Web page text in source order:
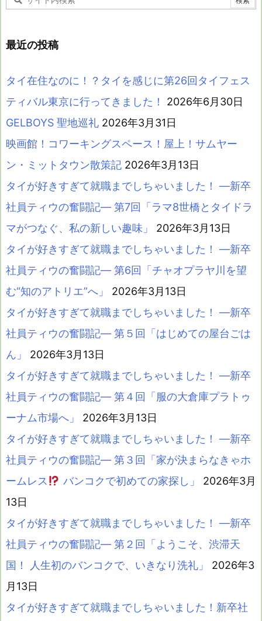
最近の投稿
タイ在住なのに！？タイを感じに第26回タイフェス
ティバル東京に行ってきました！
2026年6月30日
GELBOYS 聖地巡礼 2026年3月31日
映画館！コワーキングスペース！屋上！サムヤー
ン・ミットタウン散策記 2026年3月13日
タイが好きすぎて就職までしちゃいました！ ―新卒
社員ティウの奮闘記― 第7回「ラマ8世橋とタイドラ
マがつなぐ、私の新しい趣味」
2026年3月13日
タイが好きすぎて就職までしちゃいました！ ―新卒
社員ティウの奮闘記― 第6回「チャオプラヤ川を望
む“知のアトリエ”へ」
2026年3月13日
タイが好きすぎて就職までしちゃいました！ ―新卒
社員ティウの奮闘記― 第５回「はじめての屋台ごは
ん」
2026年3月13日
タイが好きすぎて就職までしちゃいました！ ―新卒
社員ティウの奮闘記― 第４回「服の大倉庫プラトゥ
ーナム市場へ」
2026年3月13日
タイが好きすぎて就職までしちゃいました！ ―新卒
社員ティウの奮闘記― 第３回「家が決まらなきゃホ
ームレス
バンコクで初めての家探し」
2026年3月
13日
タイが好きすぎて就職までしちゃいました！ ―新卒
社員ティウの奮闘記― 第２回「ようこそ、渋滞天
国！ 人生初のバンコクで、いきなり洗礼」
2026年3
月13日
タイが好きすぎて就職までしちゃいました！新卒社